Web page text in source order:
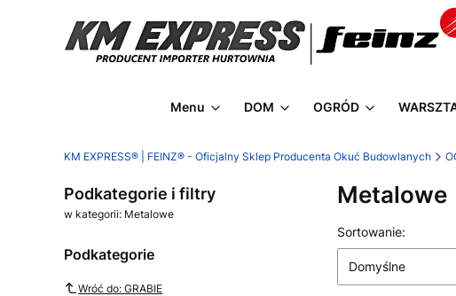
Menu DOM OGRÓD
KM EXPRESS® | FEINZ® - Oficjalny Sklep Producenta Okuć Budowlanych
Podkategorie i filtry
w kategorii: Metalowe
Podkategorie
Wróć do: GRABIE
Metalowe
Lista
Sortowanie:
Domyślne